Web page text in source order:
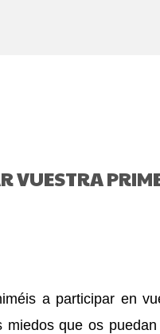
VUESTRA
a participar en
que os